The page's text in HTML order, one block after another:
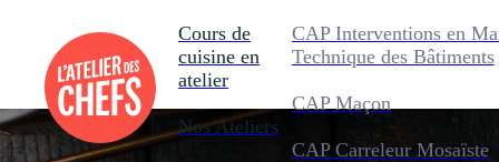
Cours de
cuisine en
atelier
Nos Ateliers
CAP Interventions en
Technique des Bâtiments
CAP Maçon
CAP Carreleur Mosaïste